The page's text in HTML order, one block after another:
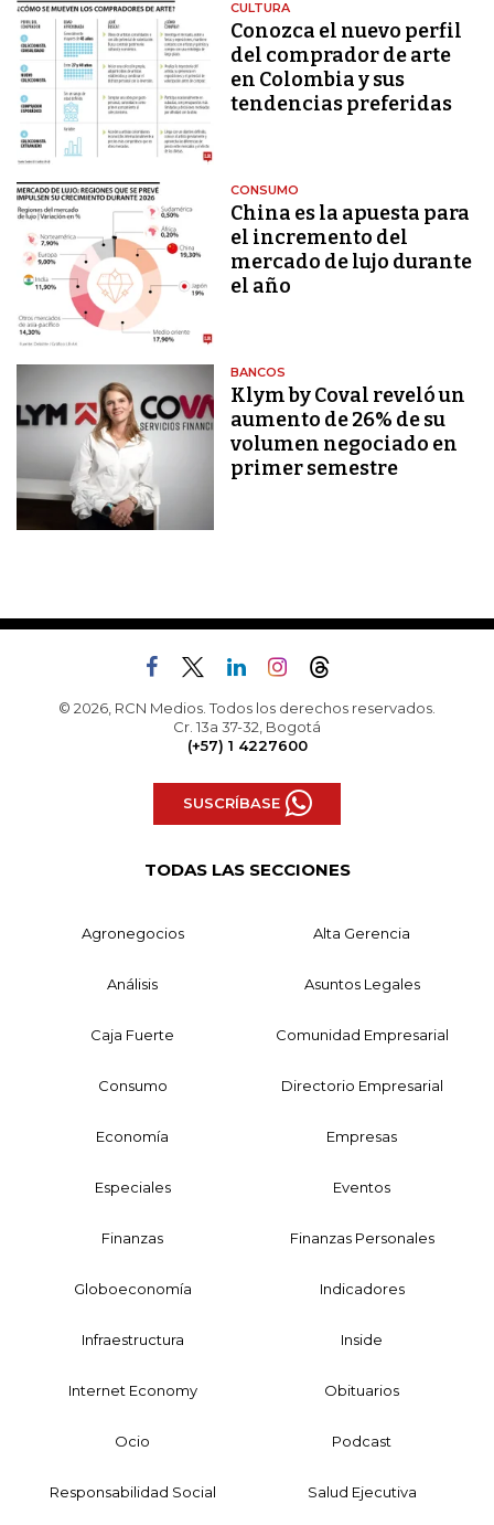
CULTURA
Conozca el nuevo perfil
del comprador de arte
en Colombia y sus
tendencias preferidas
CONSUMO
China es la apuesta para
el incremento del
mercado de lujo durante
el año
BANCOS
Klym by Coval reveló un
aumento de 26% de su
volumen negociado en
primer semestre
© 2026, RCN Medios. Todos los derechos reservados.
Cr. 13a 37-32, Bogotá
(+57) 1 4227600
SUSCRÍBASE
TODAS LAS SECCIONES
Agronegocios Alta Gerencia
Análisis Asuntos Legales
Caja Fuerte Comunidad Empresarial
Consumo Directorio Empresarial
Economía Empresas
Especiales Eventos
Finanzas Finanzas Personales
Globoeconomía Indicadores
Infraestructura Inside
Internet Economy Obituarios
Ocio Podcast
Responsabilidad Social Salud Ejecutiva